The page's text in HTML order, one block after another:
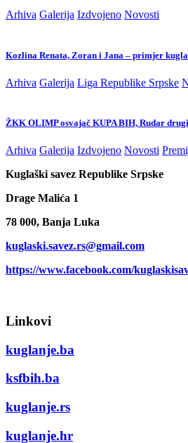
Arhiva Galerija Izdvojeno Novosti
Kozlina Renata, Zoran i Jana – primjer
Arhiva Galerija Liga Republike Srpske
ŽKK OLIMP osvajač KUPA BIH, Rudar
Arhiva Galerija Izdvojeno Novosti
Kuglaški savez Republike Srpske
Drage Malića 1
78 000, Banja Luka
kuglaski.savez.rs@gmail.com
https://www.facebook.com/
Linkovi
kuglanje.ba
ksfbih.ba
kuglanje.rs
kuglanje.hr